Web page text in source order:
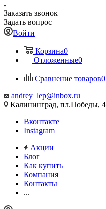
Заказать звонок
Задать вопрос
Войти
Корзина0
Отложенные0
Сравнение товаров0
andrey_lep@inbox.ru
Калининград, пл.Победы, 4
Вконтакте
Instagram
Акции
Блог
Как купить
Компания
Контакты
...